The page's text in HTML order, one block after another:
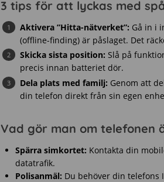
3 tips för att lyckas med
Aktivera ”Hitta-nätverket”: Gå in i
(offline-finding) är påslaget. Det
Skicka sista position: Slå på
precis innan batteriet dör.
Dela plats med familj: Genom att
din telefon direkt från sin egen
Vad gör man om telefonen
Spärra simkortet: Kontakta din
datatrafik.
Polisanmäl: Du behöver din telefons